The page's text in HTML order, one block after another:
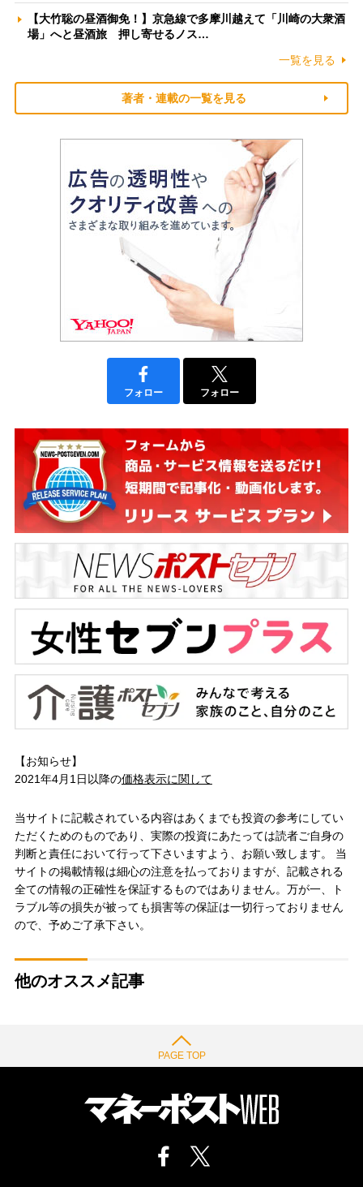
【大竹聡の昼酒御免！】京急線で多摩川越えて「川崎の大衆酒
場」へと昼酒旅 押し寄せるノス…
一覧を見る
著者・連載の一覧を見る
フォロー フォロー
【お知らせ】
2021年4月1日以降の価格表示に関して
当サイトに記載されている内容はあくまでも投資の参考にしてい
ただくためのものであり、実際の投資にあたっては読者ご自身の
判断と責任において行って下さいますよう、お願い致します。 当
サイトの掲載情報は細心の注意を払っておりますが、記載される
全ての情報の正確性を保証するものではありません。万が一、ト
ラブル等の損失が被っても損害等の保証は一切行っておりません
ので、予めご了承下さい。
他のオススメ記事
PAGE TOP